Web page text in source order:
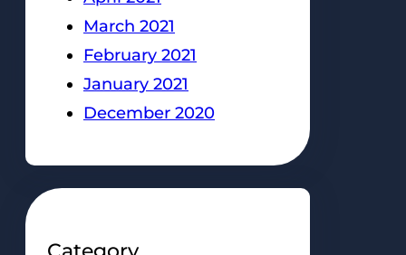
March 2021
February 2021
January 2021
December 2020